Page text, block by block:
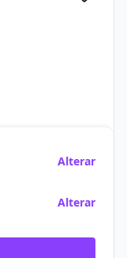
Alterar
Alterar